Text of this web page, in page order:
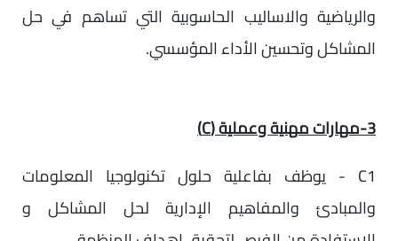
والرياضية والاساليب الحاسوبية التي تساهم في حل
المشاكل وتحسين الأداء المؤسسي.
3-مهارات مهنية وعملية (C)
C1 - يوظف بفاعلية حلول تكنولوجيا المعلومات
والمبادئ والمفاهيم الإدارية لحل المشاكل و